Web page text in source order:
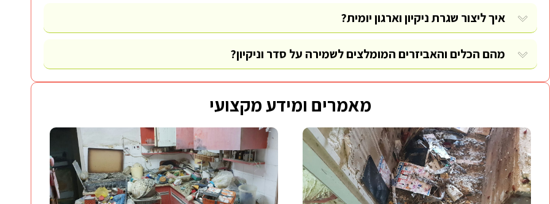
איך ליצור שגרת ניקיון וארגון יומית?
מהם הכלים והאביזרים המומלצים לשמירה על סדר וניקיון?
מאמרים ומידע מקצועי